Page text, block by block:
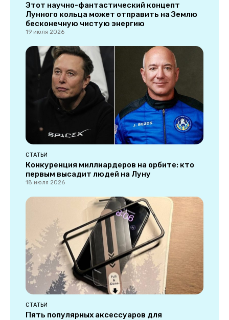
Этот научно-фантастический концепт
Лунного кольца может отправить на Землю
бесконечную чистую энергию
19 июля 2026
СТАТЬИ
Конкуренция миллиардеров на орбите: кто
первым высадит людей на Луну
18 июля 2026
СТАТЬИ
Пять популярных аксессуаров для